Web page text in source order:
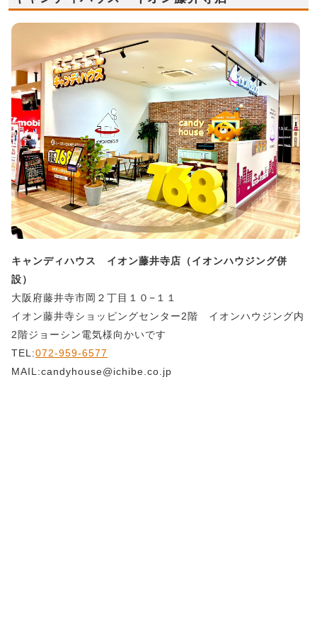
キャンディハウス イオン藤井寺店（イオンハウジング併
設）
大阪府藤井寺市岡２丁目１０−１１
イオン藤井寺ショッピングセンター2階 イオンハウジング内
2階ジョーシン電気様向かいです
TEL:072-959-6577
MAIL:candyhouse@ichibe.co.jp